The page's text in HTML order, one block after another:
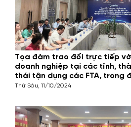
Tọa đàm trao đổi trực tiếp
doanh nghiệp tại các tỉnh,
thái tận dụng các FTA, trong
CPTPP, trong lĩnh vực cà phê
Thứ Sáu, 11/10/2024